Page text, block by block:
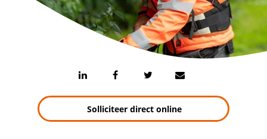
Solliciteer direct online